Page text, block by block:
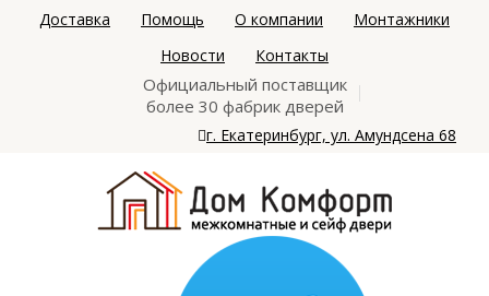
Доставка Помощь О компании
Монтажники
Новости
Контакты
Официальный поставщик
более 30 фабрик дверей
г. Екатеринбург, ул. Амундсена 68